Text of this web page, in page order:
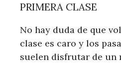
PRIMERA CLASE
No hay duda de que
clase es caro y los
suelen disfrutar de un